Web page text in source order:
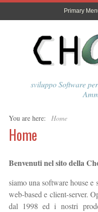
Primary
sviluppo Software
You are here: Home
Home
Benvenuti nel sito della
siamo una software house
web-based e client-server.
dal 1998 ed i nostri